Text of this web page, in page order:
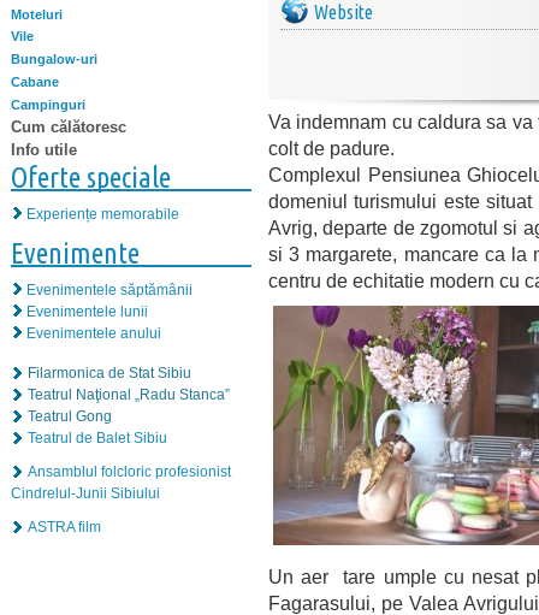
Moteluri
Vile
Bungalow-uri
Cabane
Campinguri
Cum călătoresc
Info utile
Oferte speciale
Experiențe memorabile
Evenimente
Evenimentele săptămânii
Evenimentele lunii
Evenimentele anului
Filarmonica de Stat Sibiu
Teatrul Naţional „Radu Stanca”
Teatrul Gong
Teatrul de Balet Sibiu
Ansamblul folcloric profesionist
Cindrelul-Junii Sibiului
ASTRA film
Website
Va indemnam cu caldura sa
colt de padure.
Complexul Pensiunea
domeniul turismului este
Avrig, departe de zgomotul si
si 3 margarete, mancare ca la
centru de echitatie modern cu
Un aer tare umple cu nesat
Fagarasului, pe Valea